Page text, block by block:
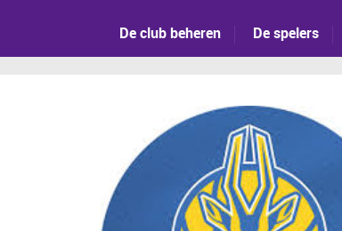
De club beheren De spelers